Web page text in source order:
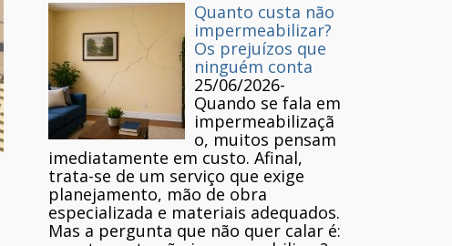
Quanto custa não
impermeabilizar?
Os prejuízos que
ninguém conta
25/06/2026-
Quando se fala em
impermeabilizaçã
o, muitos pensam
imediatamente em custo. Afinal,
trata-se de um serviço que exige
planejamento, mão de obra
especializada e materiais adequados.
Mas a pergunta que não quer calar é: